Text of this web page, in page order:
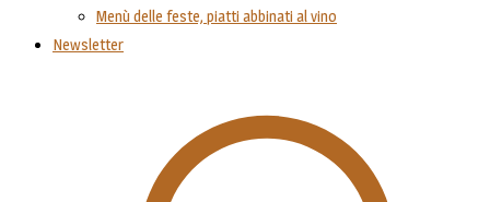
Menù delle feste, piatti abbinati al vino
Newsletter